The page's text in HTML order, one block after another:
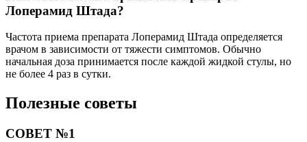
Лоперамид Штада?
Частота приема препарата Лоперамид Штада определяется
врачом в зависимости от тяжести симптомов. Обычно
начальная доза принимается после каждой жидкой стулы, но
не более 4 раз в сутки.
Полезные советы
СОВЕТ №1